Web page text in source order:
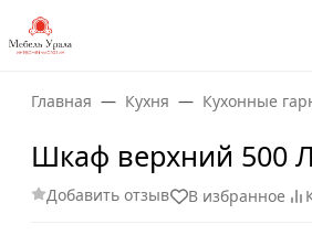
Главная Кухня Кухонные
Шкаф верхний 500
Добавить отзыв В избранное